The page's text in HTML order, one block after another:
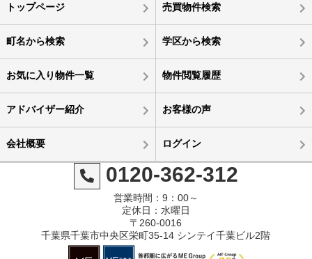
トップページ 売買物件検索
町名から検索 学区から検索
お気に入り物件一覧 物件閲覧履歴
アドバイザー紹介 お客様の声
会社概要 ログイン
0120-362-312
営業時間：9：00～
定休日：水曜日
〒260-0016
千葉県千葉市中央区栄町35-14 シンテイ千葉ビル2階